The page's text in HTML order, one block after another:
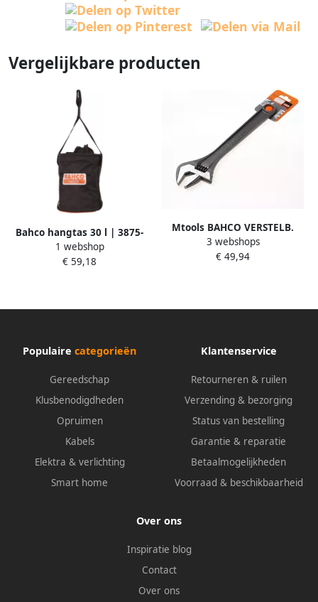
Vergelijkbare producten
Bahco hangtas 30 l | 3875-
HB30
1 webshop
€ 59,18
Mtools BAHCO VERSTELB.
MOERSLEUTEL 18 DUIM |
3 webshops
€ 49,94
Populaire categorieën
Gereedschap
Klusbenodigdheden
Opruimen
Kabels
Elektra & verlichting
Smart home
Klantenservice
Retourneren & ruilen
Verzending & bezorging
Status van bestelling
Garantie & reparatie
Betaalmogelijkheden
Voorraad & beschikbaarheid
Over ons
Inspiratie blog
Contact
Over ons